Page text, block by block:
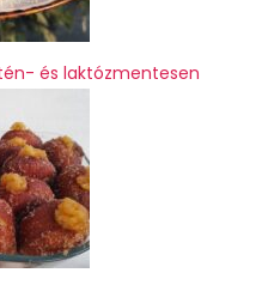
és laktózmentesen